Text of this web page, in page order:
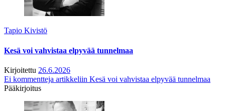
Tapio Kivistö
Kesä voi vahvistaa elpyvää tunnelmaa
Kirjoitettu 26.6.2026
Ei kommentteja artikkeliin Kesä voi vahvistaa elpyvää tunnelmaa
Pääkirjoitus